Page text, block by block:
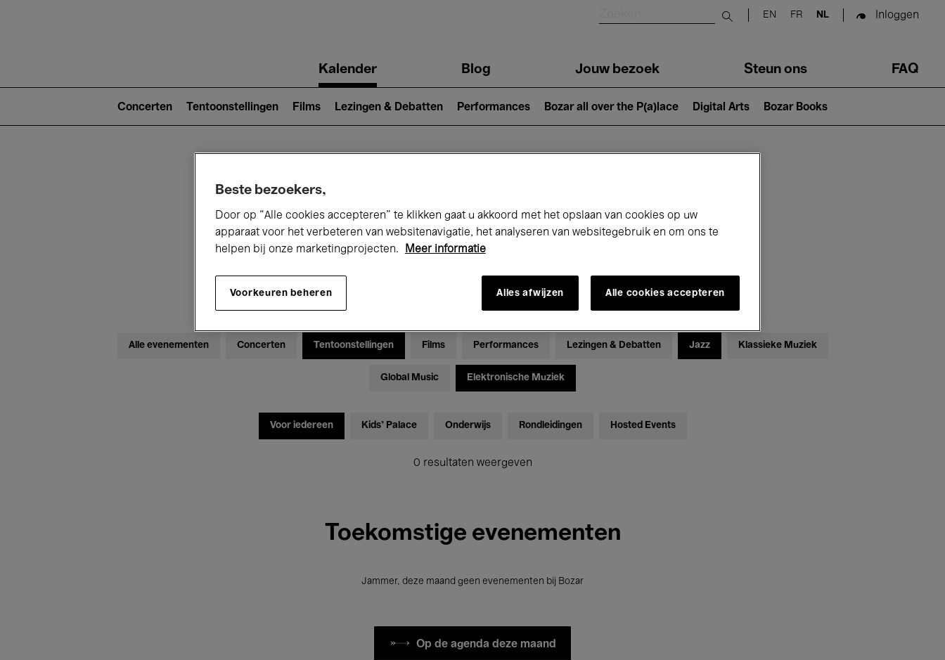
Submit search
EN FR NL Inloggen
navigationKalender Blog Jouw bezoek Steun ons FAQ
2)
Concerten Tentoonstellingen Films Lezingen & Debatten Performances Bozar all over the P(a)lace Digital Arts Bozar Books
Alle evenementen Concerten Tentoonstellingen Films Performances Lezingen & Debatten Jazz Klassieke Muziek
Global Music Elektronische Muziek
Voor iedereen Kids’ Palace Onderwijs Rondleidingen Hosted Events
0 resultaten weergeven
Toekomstige evenementen
Jammer, deze maand geen evenementen bij Bozar
Op de agenda deze maand
Beste bezoekers,
Door op “Alle cookies accepteren” te klikken gaat u akkoord met het opslaan van cookies op uw
apparaat voor het verbeteren van websitenavigatie, het analyseren van websitegebruik en om ons te
helpen bij onze marketingprojecten.
Meer informatie
Voorkeuren beheren Alles afwijzen Alle cookies accepteren